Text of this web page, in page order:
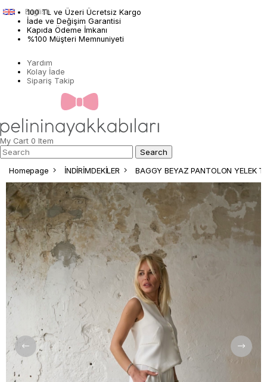
100 TL ve Üzeri Ücretsiz Kargo
İade ve Değişim Garantisi
Kapıda Ödeme İmkanı
%100 Müşteri Memnuniyeti
Yardım
Kolay İade
Sipariş Takip
English
My Cart 0 Item
Homepage İNDİRİMDEKİLER BAGGY BEYAZ PANTOLON YELEK